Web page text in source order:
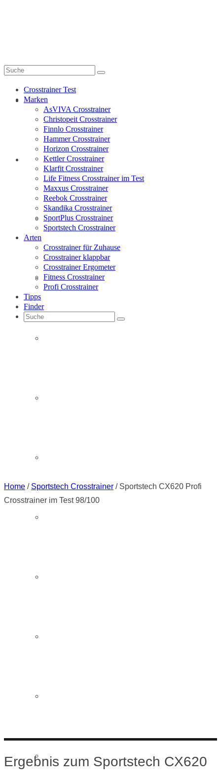
Crosstrainer Test
Marken
AsVIVA Crosstrainer
Christopeit Crosstrainer
Reebok Crosstrainer
Suche
Crosstrainer Test
Marken
AsVIVA Crosstrainer
Christopeit Crosstrainer
Finnlo Crosstrainer
Hammer Crosstrainer
Horizon Crosstrainer
Kettler Crosstrainer
Klarfit Crosstrainer
Life Fitness Crosstrainer im Test
Maxxus Crosstrainer
Reebok Crosstrainer
Skandika Crosstrainer
SportPlus Crosstrainer
Sportstech Crosstrainer
Arten
Crosstrainer für Zuhause
Crosstrainer klappbar
Crosstrainer Ergometer
Fitness Crosstrainer
Profi Crosstrainer
Tipps
Finder
Suche
Home / Sportstech Crosstrainer / Sportstech CX620 Profi
Crosstrainer im Test 98/100
Ergebnis zum Sportstech CX620